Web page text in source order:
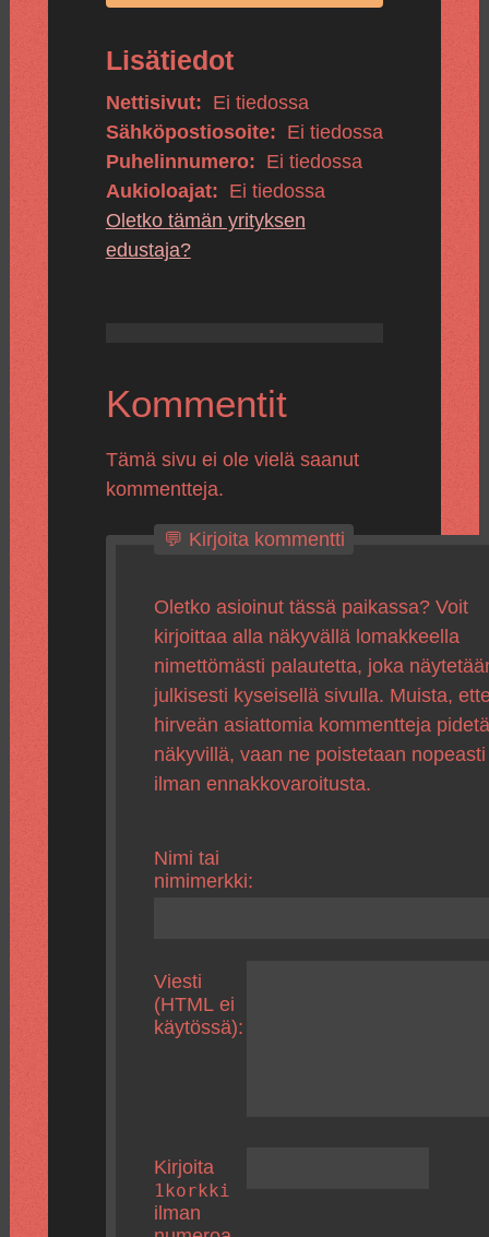
Lisätiedot
Nettisivut: Ei tiedossa
Sähköpostiosoite: Ei tiedossa
Puhelinnumero: Ei tiedossa
Aukioloajat: Ei tiedossa
Oletko tämän yrityksen
edustaja?
Kommentit
Tämä sivu ei ole vielä saanut
kommentteja.
💬 Kirjoita kommentti
Oletko asioinut tässä paikassa? Voit
kirjoittaa alla näkyvällä lomakkeella
nimettömästi palautetta, joka
julkisesti kyseisellä sivulla. Muista,
hirveän asiattomia kommentteja pidetä
näkyvillä, vaan ne poistetaan
ilman ennakkovaroitusta.
Nimi tai
nimimerkki:
Viesti
(HTML ei
käytössä):
Kirjoita
1korkki
ilman